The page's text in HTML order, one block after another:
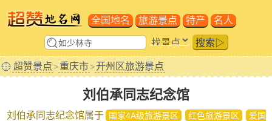
全国地名 旅游景点 特产 名人
搜索▷
超赞景点>重庆市>开州区旅游景点
刘伯承同志纪念馆
刘伯承同志纪念馆属于 国家4A级旅游景区 红色旅游景区
爱国